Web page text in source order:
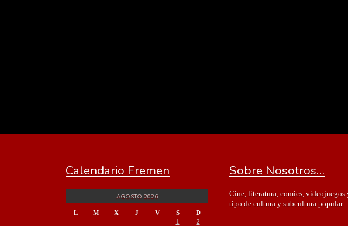
Calendario Fremen
AGOSTO 2026
L M X J V S
D
1
2
Sobre Nosotros…
Cine, literatura, comics, videojuegos
tipo de cultura y subcultura popular.